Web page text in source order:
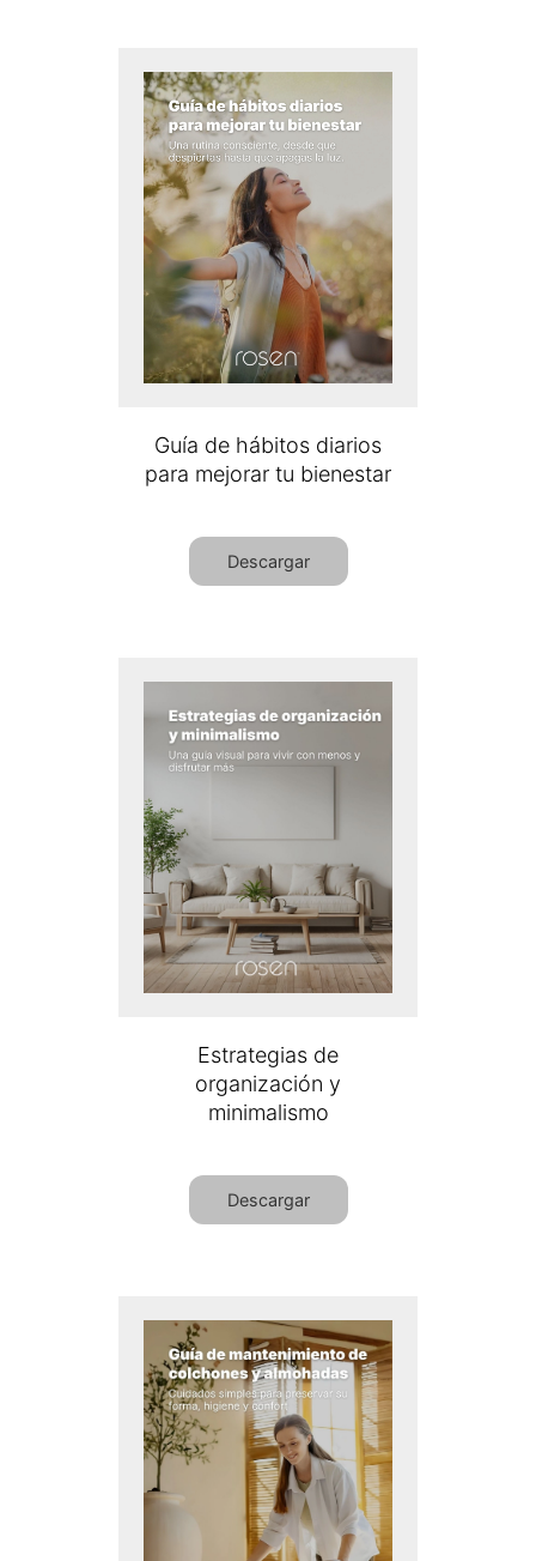
Guía de hábitos diarios
para mejorar tu bienestar
Descargar
Estrategias de
organización y
minimalismo
Descargar